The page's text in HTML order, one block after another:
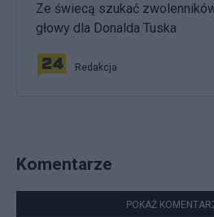
Ze świecą szukać
głowy dla Donalda Tuska
Redakcja
Komentarze
POKAŻ